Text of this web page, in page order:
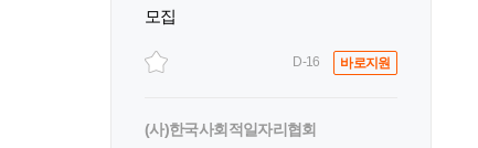
모집
D-16 바로지원
(사)한국사회적일자리협회